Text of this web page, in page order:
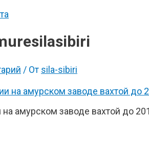
/ От sila-sibiri
на амурском заводе вахтой до